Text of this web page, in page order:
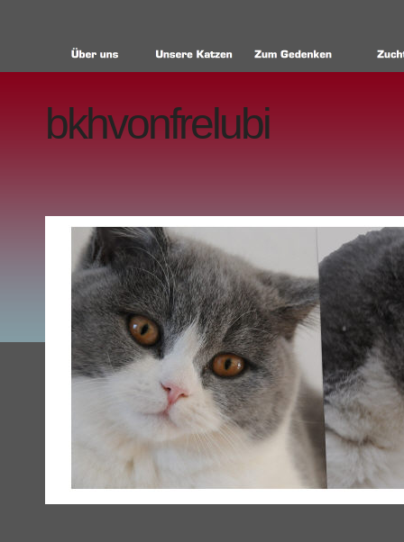
bkhvonfrelubi